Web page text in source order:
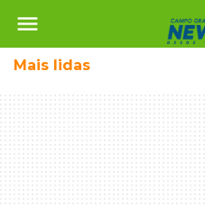
menu
Mais lidas